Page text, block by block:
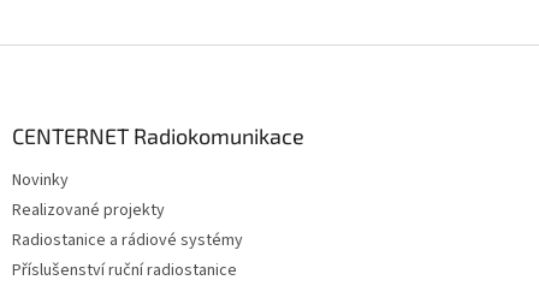
CENTERNET Radiokomunikace
Novinky
Realizované projekty
Radiostanice a rádiové systémy
Příslušenství ruční radiostanice